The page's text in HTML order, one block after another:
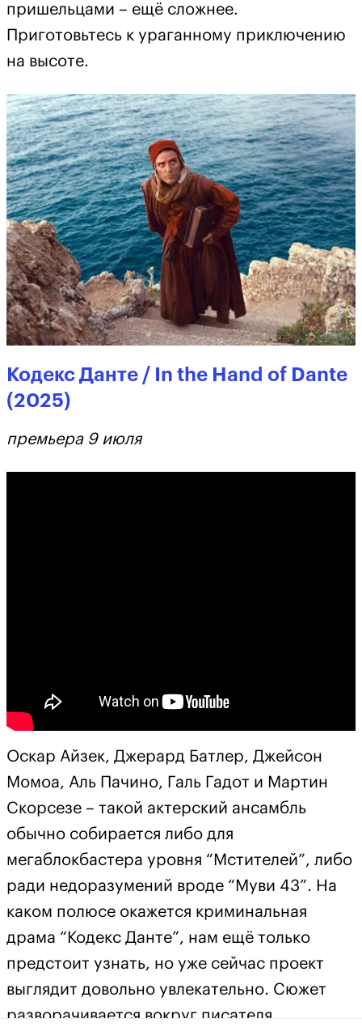
пришельцами – ещё сложнее.
Приготовьтесь к ураганному приключению
на высоте.
Кодекс Данте / In the Hand of Dante
(2025)
премьера 9 июля
Оскар Айзек, Джерард Батлер, Джейсон
Момоа, Аль Пачино, Галь Гадот и Мартин
Скорсезе – такой актерский ансамбль
обычно собирается либо для
мегаблокбастера уровня “Мстителей”, либо
ради недоразумений вроде “Муви 43”. На
каком полюсе окажется криминальная
драма “Кодекс Данте”, нам ещё только
предстоит узнать, но уже сейчас проект
выглядит довольно увлекательно. Сюжет
разворачивается вокруг писателя,